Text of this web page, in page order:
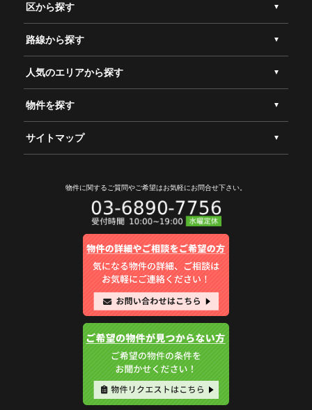
区から探す
路線から探す
人気のエリアから探す
物件を探す
サイトマップ
物件に関するご質問やご希望はお気軽にお問合せ下さい。